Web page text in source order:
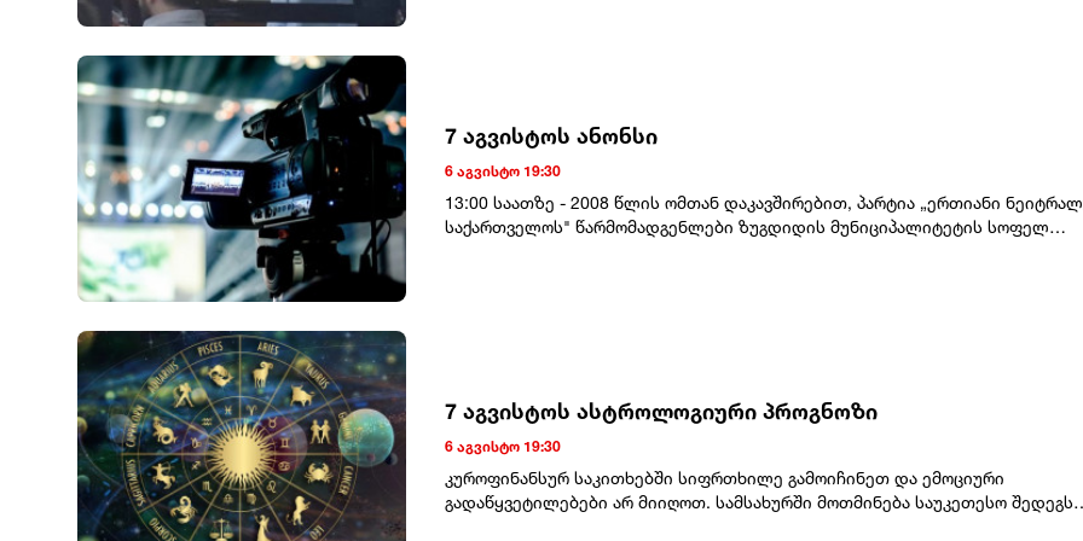
7 აგვისტოს ანონსი
6 აგვისტო 19:30
13:00 საათზე - 2008 წლის ომთან დაკავშირებით, პარტია „ერთიანი
საქართველოს" წარმომადგენლები ზუგდიდის მუნიციპალიტეტის სოფელ
7 აგვისტოს ასტროლოგიური პროგნოზი
6 აგვისტო 19:30
კუროფინანსურ საკითხებში სიფრთხილე გამოიჩინეთ და ემოციური
გადაწყვეტილებები არ მიიღოთ. სამსახურში მოთმინება საუკეთესო შედეგს